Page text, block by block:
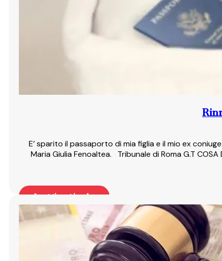
E’ sparito il passaporto di mia figlia e il mio ex
Maria Giulia Fenoaltea. Tribunale di Roma G.T
Leggi articolo